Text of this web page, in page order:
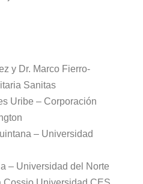
y Dr. Marco Fierro-
Sanitas
Uribe – Corporación
– Universidad
– Universidad del Norte